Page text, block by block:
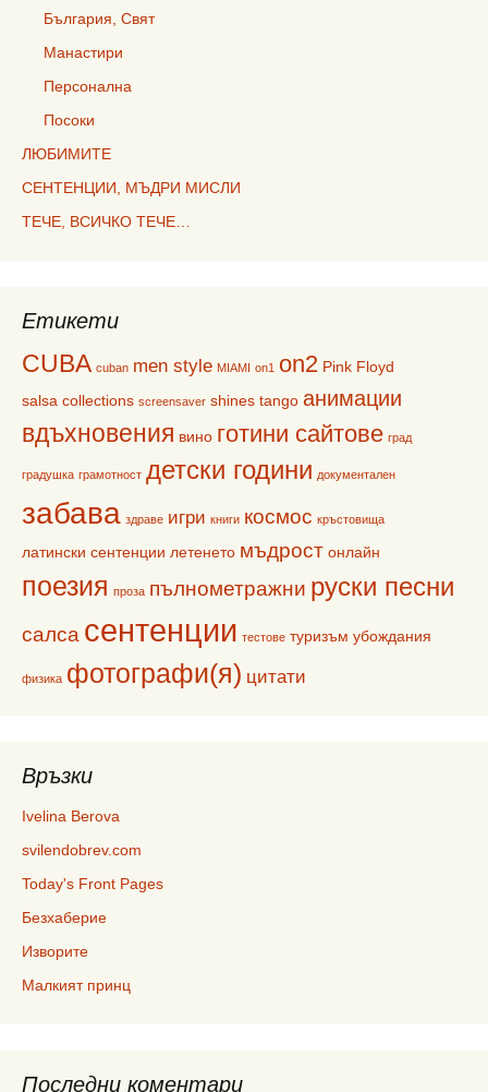
България, Свят
Манастири
Персонална
Посоки
ЛЮБИМИТЕ
СЕНТЕНЦИИ, МЪДРИ МИСЛИ
ТЕЧЕ, ВСИЧКО ТЕЧЕ…
Етикети
CUBA cuban men style MIAMI on1 on2 Pink Floyd
salsa collections screensaver shines tango анимации
вдъхновения вино готини сайтове град
градушка грамотност детски години документален
забава здраве игри книги космос кръстовища
латински сентенции летенето мъдрост онлайн
поезия проза пълнометражни руски песни
салса сентенции тестове туризъм убождания
физика фотографи(я) цитати
Връзки
Ivelina Berova
svilendobrev.com
Today's Front Pages
Безхаберие
Изворите
Малкият принц
Последни коментари